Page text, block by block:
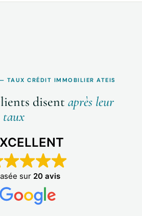
TAUX CRÉDIT IMMOBILIER ATEIS
disentaprès leur
taux
sur 20 avis